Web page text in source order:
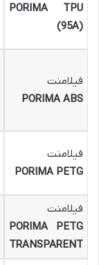
PORIMA TPU
(95A)
فیلامنت
PORIMA ABS
فیلامنت
PORIMA PETG
فیلامنت
PORIMA PETG
TRANSPARENT